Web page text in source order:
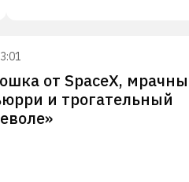
от SpaceX,
и трогательный